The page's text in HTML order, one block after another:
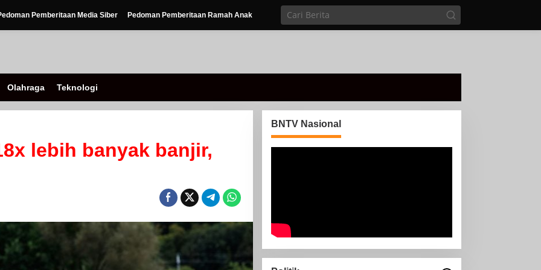
Pemberitaan Media Siber Pedoman Pemberitaan Ramah Anak
Olahraga Teknologi
lebih banyak banjir,
BNTV Nasional